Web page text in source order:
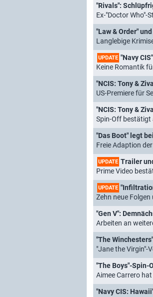
"Rivals":
Ex-"Doctor Who"-
"Law & Order"
Langlebige
UPDATE "Navy
Keine Romantik
"NCIS: Tony &
US-Premiere für
"NCIS: Tony &
Spin-Off bestätigt
"Das Boot" legt
Freie Adaption
UPDATE Trailer
Prime Video
UPDATE
Zehn neue
"Gen V":
Arbeiten an
"The
"Jane the Virgin"-
"The Boys"-Spin-
Aimee Carrero
"Navy CIS: